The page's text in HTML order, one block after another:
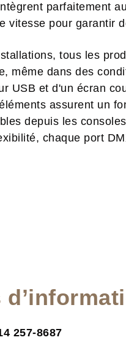
parfaitement
vitesse pour garantir
tous les
même dans des
USB et d'un écran
assurent un
depuis les
chaque port
257-8687